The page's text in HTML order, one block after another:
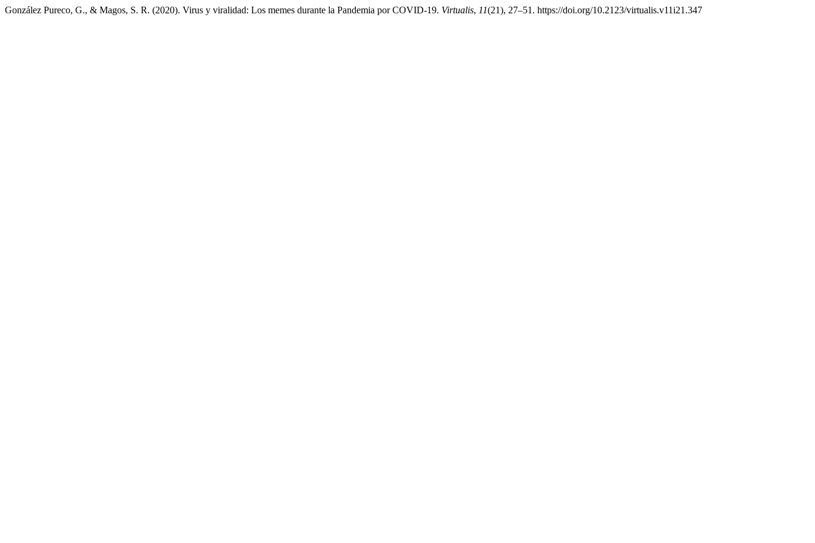
González Pureco, G., & Magos, S. R. (2020). Virus y viralidad: Los memes durante la Pandemia por COVID-19. Virtualis, 11(21), 27–51. https://doi.org/10.2123/virtualis.v11i21.347